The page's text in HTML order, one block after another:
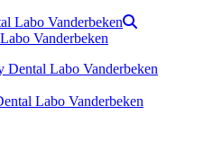
Vanderbeken
Labo Vanderbeken